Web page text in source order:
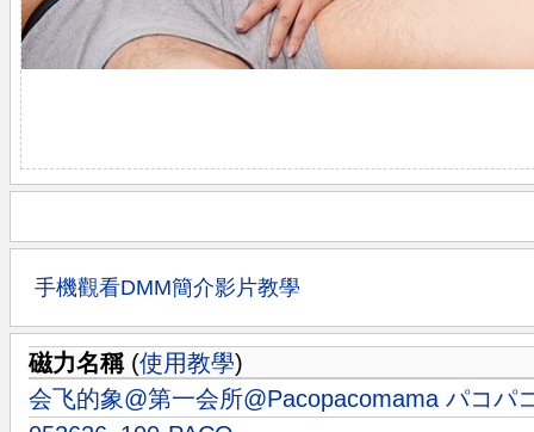
手機觀看DMM簡介影片教學
磁力名稱(使用教學)
会飞的象@第一会所@Pacopacomama パコパ